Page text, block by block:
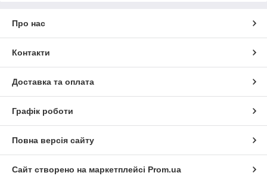
Про нас
Контакти
Доставка та оплата
Графік роботи
Повна версія сайту
Сайт створено на маркетплейсі Prom.ua